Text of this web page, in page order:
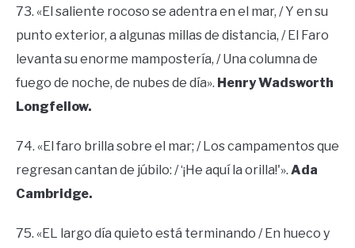
73. «El saliente rocoso se adentra en el mar, / Y en su
punto exterior, a algunas millas de distancia, / El Faro
levanta su enorme mampostería, / Una columna de
fuego de noche, de nubes de día». Henry Wadsworth
Longfellow.
74. «El faro brilla sobre el mar; / Los campamentos que
regresan cantan de júbilo: / ‘¡He aquí la orilla!'». Ada
Cambridge.
75. «EL largo día quieto está terminando / En hueco y